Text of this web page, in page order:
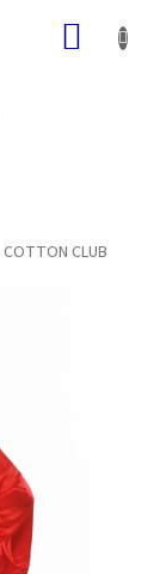
COTTON CLUB